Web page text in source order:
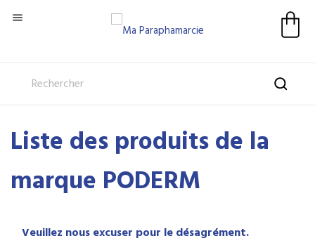

Liste des produits de la
marque PODERM
Veuillez nous excuser pour le désagrément.